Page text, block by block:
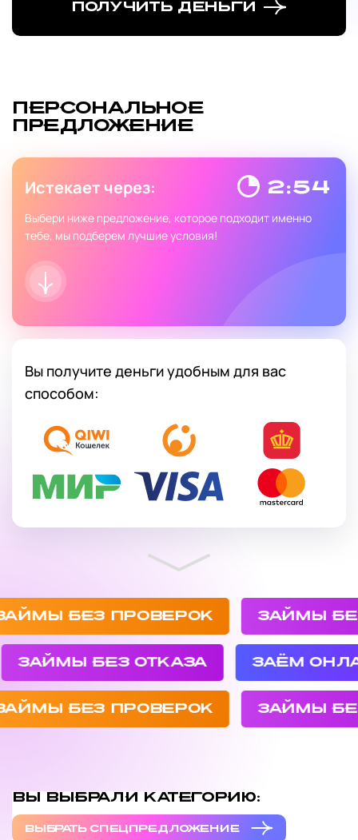
Получить деньги
ПЕРСОНАЛЬНОЕ
ПРЕДЛОЖЕНИЕ
Истекает через: 2:53
Выбери ниже предложение, которое подходит именно
тебе, мы подберем лучшие условия!
Вы получите деньги удобным для вас
способом:
БЕЗ ПРОВЕРОК ЗАЙМЫ БЕЗ
ЗАЙМЫ БЕЗ ОТКАЗА ЗАЁМ
БЕЗ ПРОВЕРОК ЗАЙМЫ БЕЗ
ВЫ ВЫБРАЛИ КАТЕГОРИЮ:
ВЫБРАТЬ СПЕЦПРЕДЛОЖЕНИЕ